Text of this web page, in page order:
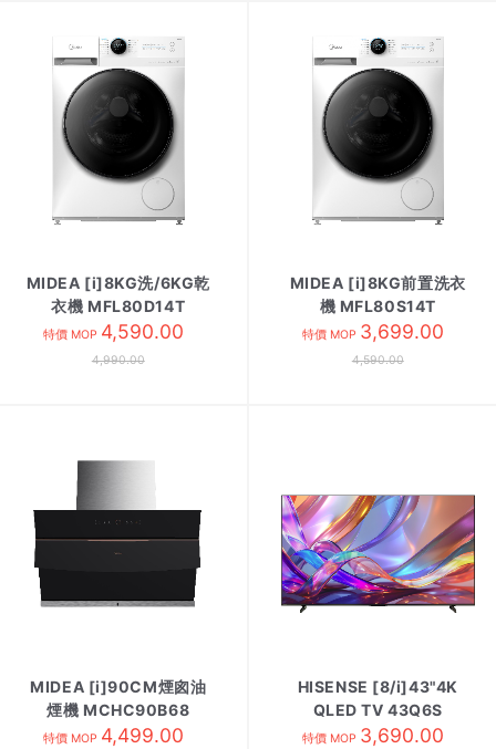
MIDEA [i]8KG洗/6KG乾
衣機 MFL80D14T
特價 MOP 4,590.00
4,990.00
MIDEA [i]8KG前置洗衣
機 MFL80S14T
特價 MOP 3,699.00
4,590.00
MIDEA [i]90CM煙囪油
煙機 MCHC90B68
特價 MOP 4,499.00
HISENSE [8/i]43"4K
QLED TV 43Q6S
特價 MOP 3,690.00